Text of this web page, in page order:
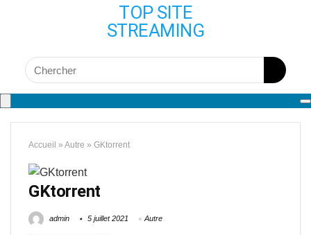
TOP SITE
STREAMING
Accueil » Autre » GKtorrent
GKtorrent
admin 5 juillet 2021 Autre